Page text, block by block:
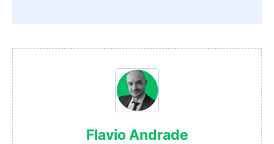
Flavio Andrade